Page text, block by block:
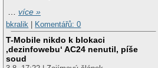
…více »
bkralik
Komentářů: 0
T-Mobile nikdo k blokaci
‚dezinfowebu‘ AC24 nenutil, píše
soud